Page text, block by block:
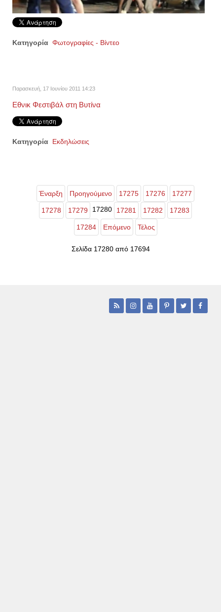
Κατηγορία Φωτογραφίες - Βίντεο
Παρασκευή, 17 Ιουνίου 2011 14:23
Εθνικ Φεστιβάλ στη Βυτίνα
Κατηγορία Εκδηλώσεις
Έναρξη Προηγούμενο 17275 17276 17277
17278 17279 17280 17281 17282 17283
17284 Επόμενο Τέλος
Σελίδα 17280 από 17694